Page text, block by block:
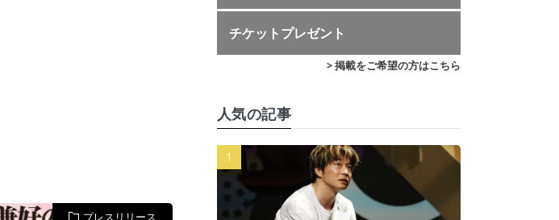
チケットプレゼント
> 掲載をご希望の方はこちら
人気の記事